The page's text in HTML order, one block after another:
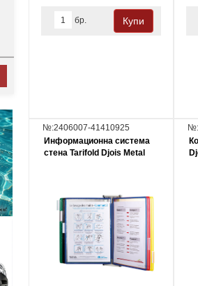
бр.
№:2406007-41410925
Информационна система
стена Tarifold Djois Меtal